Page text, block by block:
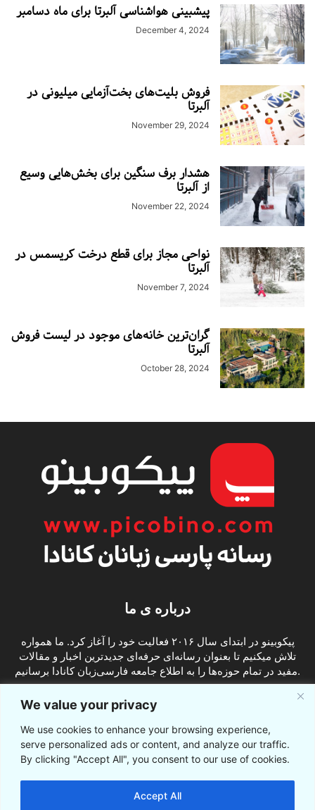
We value your privacy
We use cookies to enhance your browsing experience,
serve personalized ads or content, and analyze our traffic.
By clicking "Accept All", you consent to our use of cookies.
Accept All
پیشبینی هواشناسی آلبرتا برای ماه دسامبر
December 4, 2024
فروش بلیت‌های بخت‌آزمایی میلیونی در
آلبرتا
November 29, 2024
هشدار برف سنگین برای بخش‌هایی وسیع
از آلبرتا
November 22, 2024
نواحی مجاز برای قطع درخت کریسمس در
آلبرتا
November 7, 2024
گران‌ترین خانه‌های موجود در لیست فروش
آلبرتا
October 28, 2024
درباره ی ما
پیکوبینو در ابتدای سال ۲۰۱۶ فعالیت خود را آغاز کرد. ما همواره
تلاش میکنیم تا بعنوان رسانه‌ای حرفه‌ای جدیدترین اخبار و مقالات
مفید در تمام حوزه‌ها را به اطلاع جامعه فارسی‌زبان کانادا برسانیم.
ما را دنبال کنید